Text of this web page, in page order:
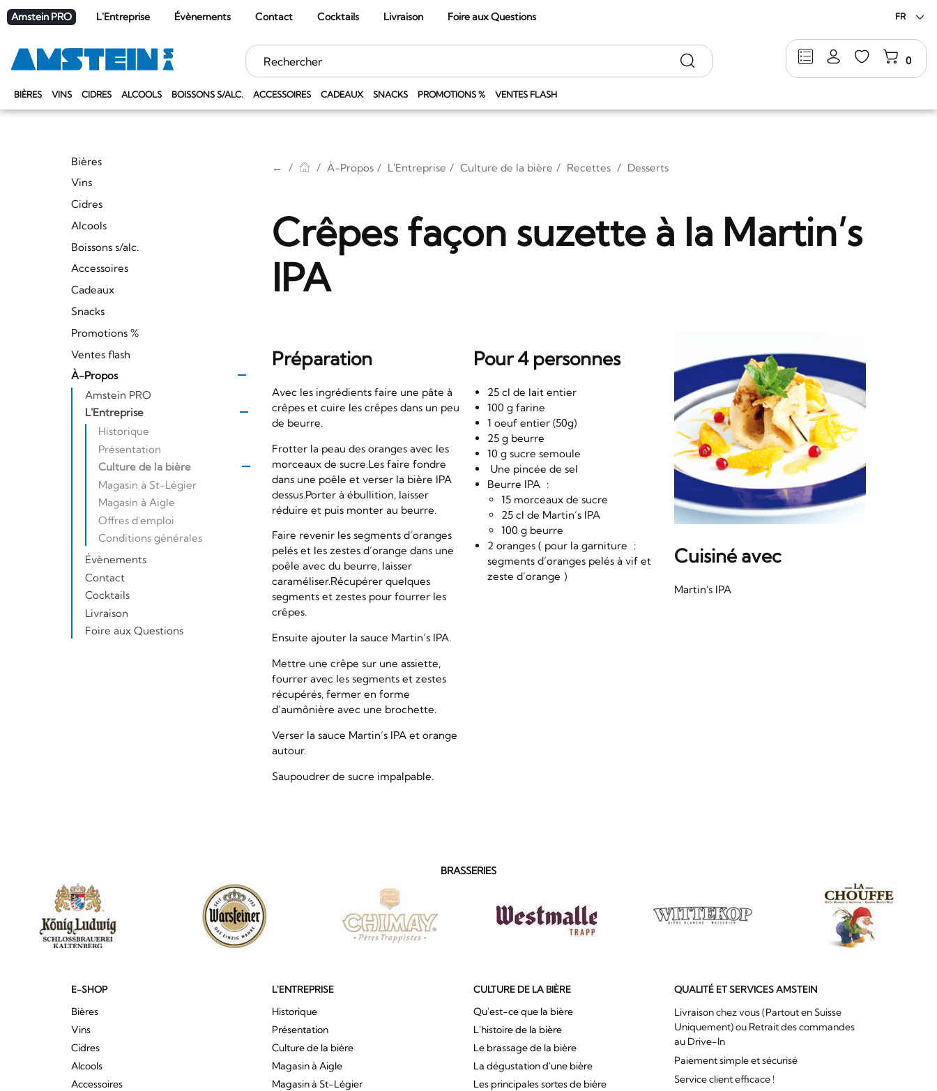
Amstein PRO L'Entreprise Évènements Contact Cocktails Livraison Foire aux Questions FR
BIÈRES VINS CIDRES ALCOOLS BOISSONS S/ALC. ACCESSOIRES CADEAUX SNACKS PROMOTIONS % VENTES FLASH
0
Mots
clés
Rechercher
Bières
Vins
Cidres
Alcools
Boissons s/alc.
Accessoires
Cadeaux
Snacks
Promotions %
Ventes flash
À-Propos
Amstein PRO
L'Entreprise
Historique
Présentation
Culture de la bière
Magasin à St-Légier
Magasin à Aigle
Offres d'emploi
Conditions générales
Évènements
Contact
Cocktails
Livraison
Foire aux Questions
← À-Propos L'Entreprise Culture de la bière Recettes Desserts
Crêpes façon suzette à la Martin’s
IPA
Préparation
Avec les ingrédients faire une pâte à
crêpes et cuire les crêpes dans un peu
de beurre.
Frotter la peau des oranges avec les
morceaux de sucre.Les faire fondre
dans une poêle et verser la bière IPA
dessus.Porter à ébullition, laisser
réduire et puis monter au beurre.
Faire revenir les segments d’oranges
pelés et les zestes d’orange dans une
poêle avec du beurre, laisser
caraméliser.Récupérer quelques
segments et zestes pour fourrer les
crêpes.
Ensuite ajouter la sauce Martin’s IPA.
Mettre une crêpe sur une assiette,
fourrer avec les segments et zestes
récupérés, fermer en forme
d’aumônière avec une brochette.
Verser la sauce Martin’s IPA et orange
autour.
Saupoudrer de sucre impalpable.
Pour 4 personnes
25 cl de lait entier
100 g farine
1 oeuf entier (50g)
25 g beurre
10 g sucre semoule
Une pincée de sel
Beurre IPA :
15 morceaux de sucre
25 cl de Martin’s IPA
100 g beurre
2 oranges ( pour la garniture :
segments d’oranges pelés à vif et
zeste d’orange )
Cuisiné avec
Martin's IPA
BRASSERIES
E-SHOP
Bières
Vins
Cidres
Alcools
Accessoires
L'ENTREPRISE
Historique
Présentation
Culture de la bière
Magasin à Aigle
Magasin à St-Légier
CULTURE DE LA BIÈRE
Qu'est-ce que la bière
L'histoire de la bière
Le brassage de la bière
La dégustation d'une bière
Les principales sortes de bière
QUALITÉ ET SERVICES AMSTEIN
Livraison chez vous (Partout en Suisse
Uniquement) ou Retrait des commandes
au Drive-In
Paiement simple et sécurisé
Service client efficace !